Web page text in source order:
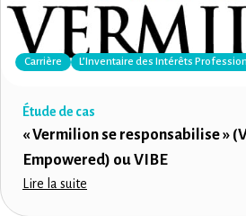
Carrière L’Inventaire des Intérêts
Étude de cas
« Vermilion se responsabilise »
Empowered) ou VIBE
Lire la suite